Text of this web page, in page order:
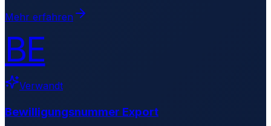
Mehr erfahren
BE
Verwandt
Bewilligungsnummer Export